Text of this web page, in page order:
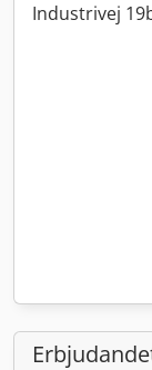
Industrivej